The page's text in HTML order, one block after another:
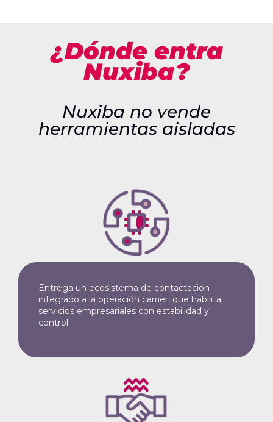
¿Dónde entra
Nuxiba?
Nuxiba no vende
herramientas aisladas
Entrega un ecosistema de contactación
integrado a la operación carrier, que habilita
servicios empresariales con estabilidad y
control.